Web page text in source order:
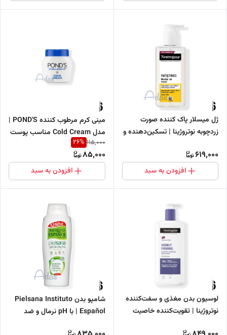
ژل میسلار پاک کننده صورت
زردچوبه نوتروژینا | تسکین‌دهنده و
619,000
افزودن به سبد
مینی کرم مرطوب کننده POND'S |
مدل Cold Cream مناسب پوست
های خشک
115,000
26%
85,000
افزودن به سبد
لوسیون بدن مغذی و سفت‌کننده
نوتروژینا | تقویت‌کننده خاصیت
شامپو بدن Pielsana Instituto
Español | با pH نرمال و ضد